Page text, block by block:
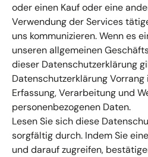
oder einen Kauf oder eine
Verwendung der Services
uns kommunizieren. Wenn es
unseren allgemeinen
dieser Datenschutzerklärung
Datenschutzerklärung Vorrang
Erfassung, Verarbeitung und
personenbezogenen Daten.
Lesen Sie sich diese
sorgfältig durch. Indem Sie
und darauf zugreifen,